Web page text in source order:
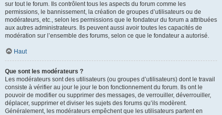
sur tout le forum. Ils contrôlent tous les aspects du forum comme les
permissions, le bannissement, la création de groupes d’utilisateurs ou de
modérateurs, etc., selon les permissions que le fondateur du forum a attribuées
aux autres administrateurs. Ils peuvent aussi avoir toutes les capacités de
modération sur l’ensemble des forums, selon ce que le fondateur a autorisé.
Haut
Que sont les modérateurs ?
Les modérateurs sont des utilisateurs (ou groupes d’utilisateurs) dont le travail
consiste à vérifier au jour le jour le bon fonctionnement du forum. Ils ont le
pouvoir de modifier ou supprimer des messages, de verrouiller, déverrouiller,
déplacer, supprimer et diviser les sujets des forums qu’ils modèrent.
Généralement, les modérateurs empêchent que les utilisateurs partent en